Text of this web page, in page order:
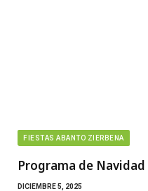
FIESTAS ABANTO ZIERBENA
Programa de
DICIEMBRE 5, 2025